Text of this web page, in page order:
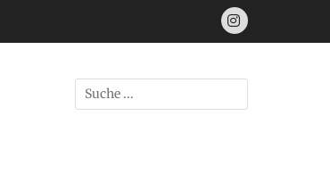
Instagram
Suchen
nach: